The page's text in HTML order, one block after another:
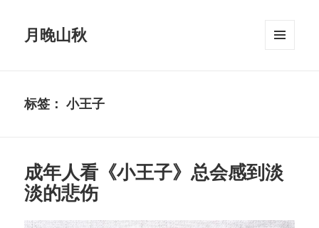
月晚山秋
标签：小王子
成年人看《小王子》总会感到淡
淡的悲伤